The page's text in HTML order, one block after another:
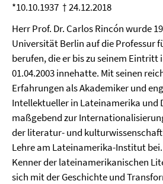
*10.10.1937 † 24.12.2018
Herr Prof. Dr. Carlos Rincón wurde
Universität Berlin auf die Professur
berufen, die er bis zu seinem Eintritt
01.04.2003 innehatte. Mit seinen
Erfahrungen als Akademiker und
Intellektueller in Lateinamerika und
maßgebend zur
der literatur- und
Lehre am Lateinamerika-Institut
Kenner der lateinamerikanischen
sich mit der Geschichte und